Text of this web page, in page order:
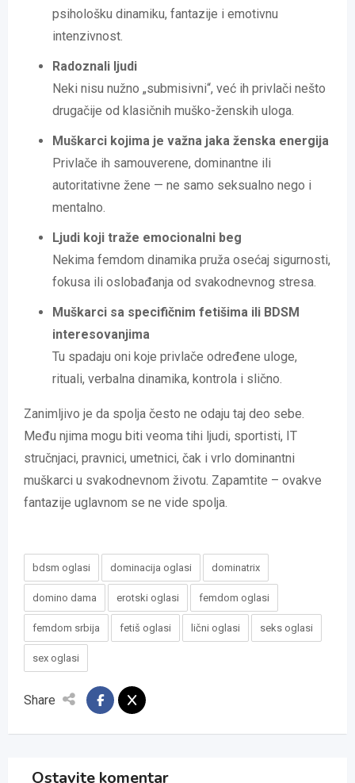
psihološku dinamiku, fantazije i emotivnu
intenzivnost.
Radoznali ljudi
Neki nisu nužno „submisivni“, već ih privlači nešto
drugačije od klasičnih muško-ženskih uloga.
Muškarci kojima je važna jaka ženska energija
Privlače ih samouverene, dominantne ili
autoritativne žene — ne samo seksualno nego i
mentalno.
Ljudi koji traže emocionalni beg
Nekima femdom dinamika pruža osećaj sigurnosti,
fokusa ili oslobađanja od svakodnevnog stresa.
Muškarci sa specifičnim fetišima ili BDSM
interesovanjima
Tu spadaju oni koje privlače određene uloge,
rituali, verbalna dinamika, kontrola i slično.
Zanimljivo je da spolja često ne odaju taj deo sebe.
Među njima mogu biti veoma tihi ljudi, sportisti, IT
stručnjaci, pravnici, umetnici, čak i vrlo dominantni
muškarci u svakodnevnom životu. Zapamtite – ovakve
fantazije uglavnom se ne vide spolja.
bdsm oglasi dominacija oglasi dominatrix
domino dama erotski oglasi femdom oglasi
femdom srbija fetiš oglasi lični oglasi seks oglasi
sex oglasi
Share
Ostavite komentar